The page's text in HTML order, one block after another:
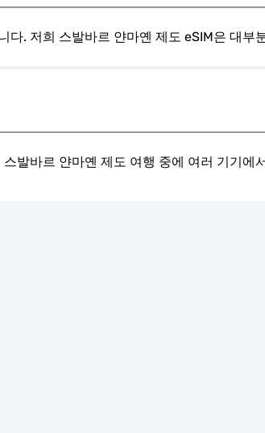
. 저희 스발바르 얀마옌 제도 eSIM은 대부
발바르 얀마옌 제도 여행 중에 여러 기기에